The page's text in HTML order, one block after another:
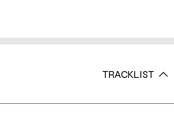
TRACKLIST